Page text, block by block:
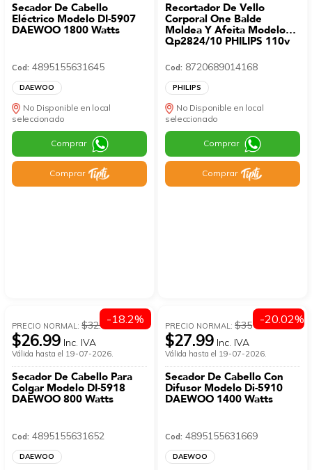
Secador De Cabello
Eléctrico Modelo DI-5907
DAEWOO 1800 Watts
Cod: 4895155631645
DAEWOO
No Disponible en local
seleccionado
Comprar
Comprar
Recortador De Vello
Corporal One Balde
Moldea Y Afeita Modelo
Qp2824/10 PHILIPS 110v
Cod: 8720689014168
PHILIPS
No Disponible en local
seleccionado
Comprar
Comprar
PRECIO NORMAL:$32.99
$26.99 Inc. IVA
Válida hasta el 19-07-2026.
Secador De Cabello Para
Colgar Modelo DI-5918
DAEWOO 800 Watts
Cod: 4895155631652
DAEWOO
-18.2% PRECIO NORMAL:$35
$27.99 Inc. IVA
Válida hasta el 19-07-2026.
Secador De Cabello Con
Difusor Modelo Di-5910
DAEWOO 1400 Watts
Cod: 4895155631669
DAEWOO
-20.02%